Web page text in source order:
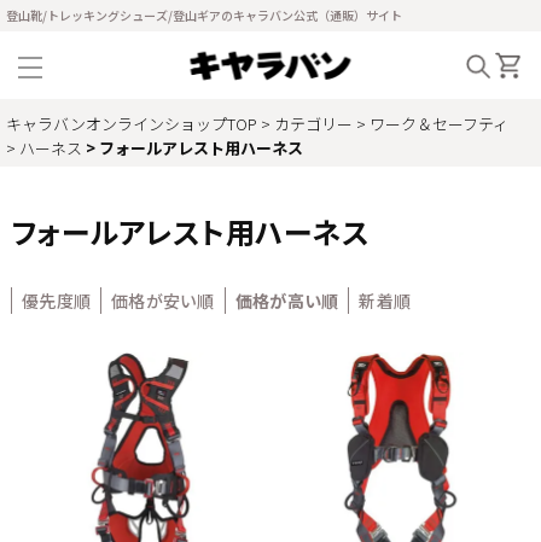
登山靴/トレッキングシューズ/登山ギアのキャラバン公式（通販）サイト
キャラバンオンラインショップTOP カテゴリー
ワーク＆セーフティ
ハーネス
フォールアレスト用ハーネス
フォールアレスト用ハーネス
優先度順 価格が安い順 価格が高い順 新着順